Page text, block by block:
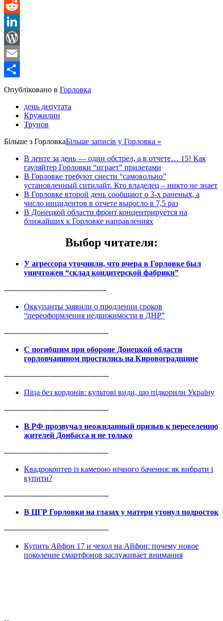
Message
Reddit
LinkedIn
WordPress
Email
Share
Опубліковано в Горловка
день депутата
Кружилин
Трунов
Більше з ГорловкаБільше записів у Горловка »
В ленте за день — один обстрел, а в отчете… 15! Как
гауляйтер Горловки “играет” прилетами
В Горловке требуют снести “самовольно”
установленный ситилайт. Кто владелец – никто не знает
В Горловке второй день сообщают о 3-х раненых, а
число инцидентов в отчете выросло в 7,5 раз
В Донецкой области фронт концентрируется на
ближайших к Горловке направлениях
Выбор читателя:
У агрессора уточнили, что вчера в Горловке был
уничтожен “склад кондитерской фабрики”
-----------------------------------------
Оккупанты заявили о продлении сроков
“переоформления недвижимости в ДНР”
------------------------------------------
С погибшим при обороне Донецкой области
горловчанином простились на Кировоградщине
------------------------------------------
Піца без кордонів: культові види, що підкорили Україну
------------------------------------------
В РФ прозвучал неожиданный призыв к переселению
жителей Донбасса и не только
------------------------------------------
Квадрокоптер із камерою нічного бачення: як вибрати і
купити?
------------------------------------------
В ЦГР Горловки на глазах у матери утонул подросток
------------------------------------------
Купить Айфон 17 и чехол на Айфон: почему новое
поколение смартфонов заслуживает внимания